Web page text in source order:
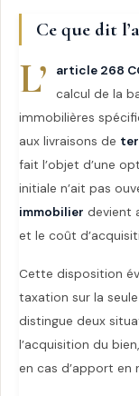
Ce que dit
L’ article 268
calcul de la
immobilières
aux livraisons de
fait l’objet d’une
initiale n’ait pas
immobilier devient
et le coût
Cette disposition
taxation sur la
distingue deux
l’acquisition du
en cas d’apport en